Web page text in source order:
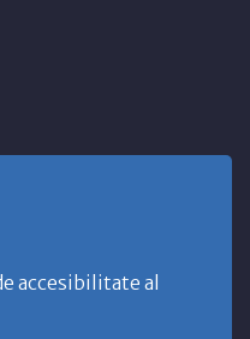
accesibilitate al